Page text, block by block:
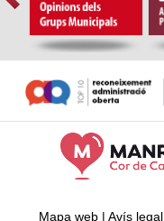
Mapa web | Avís legal